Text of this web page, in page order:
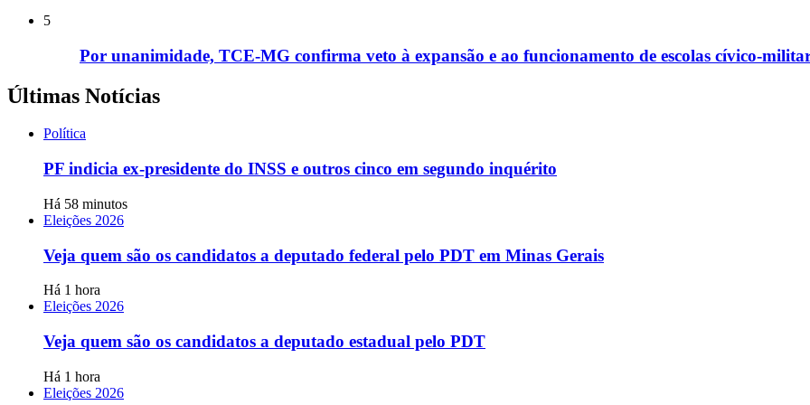
5
Por unanimidade, TCE-MG confirma veto à expansão e ao funcionamento de escolas cívico-
Últimas Notícias
Política
PF indicia ex-presidente do INSS e outros cinco em segundo inquérito
Há 58 minutos
Eleições 2026
Veja quem são os candidatos a deputado federal pelo PDT em Minas Gerais
Há 1 hora
Eleições 2026
Veja quem são os candidatos a deputado estadual pelo PDT
Há 1 hora
Eleições 2026